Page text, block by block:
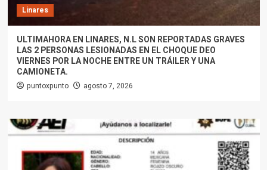
Linares
ULTIMAHORA EN LINARES, N.L SON REPORTADAS GRAVES
LAS 2 PERSONAS LESIONADAS EN EL CHOQUE DEO
VIERNES POR LA NOCHE ENTRE UN TRÁILER Y UNA
CAMIONETA.
puntoxpunto agosto 7, 2026